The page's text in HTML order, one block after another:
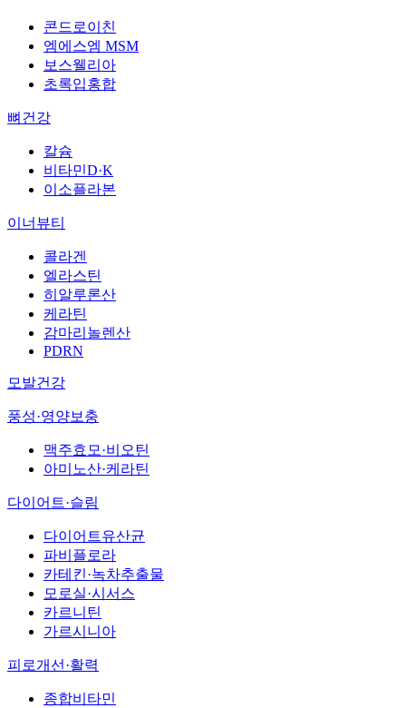
콘드로이친
엠에스엠 MSM
보스웰리아
초록입홍합
뼈건강
칼슘
비타민D·K
이소플라본
이너뷰티
콜라겐
엘라스틴
히알루론산
케라틴
감마리놀렌산
PDRN
모발건강
풍성·영양보충
맥주효모·비오틴
아미노산·케라틴
다이어트·슬림
다이어트유산균
파비플로라
카테킨·녹차추출물
모로실·시서스
카르니틴
가르시니아
피로개선·활력
종합비타민